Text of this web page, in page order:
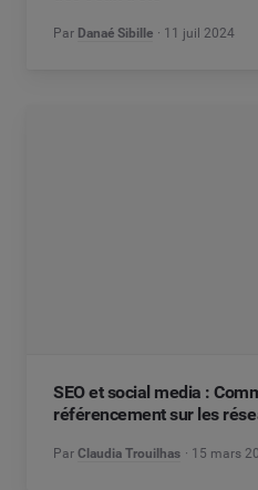
Par Danaé Sibille 11 juil 2024
SEO et social media :
référencement sur les
Par Claudia Trouilhas 15 mars